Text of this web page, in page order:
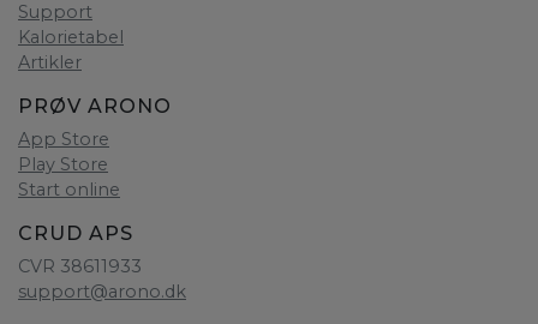
Support
Kalorietabel
Artikler
PRØV ARONO
App Store
Play Store
Start online
CRUD APS
CVR 38611933
support@arono.dk